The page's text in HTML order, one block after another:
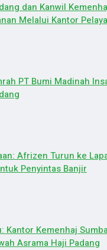
dan Kanwil
Melalui Kantor
PT Bumi Madinah
Afrizen Turun ke
Penyintas Banjir
Kantor Kemenhaj
Asrama Haji Padang